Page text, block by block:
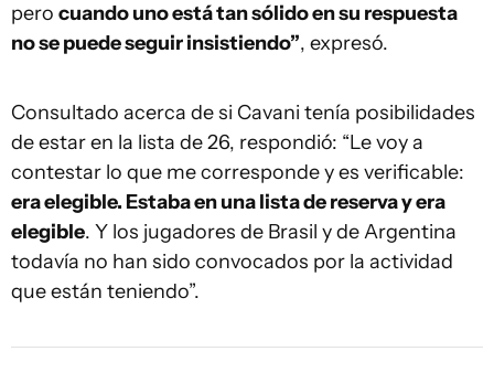
pero cuando uno está tan sólido en su respuesta
no se puede seguir insistiendo”, expresó.
Consultado acerca de si Cavani tenía posibilidades
de estar en la lista de 26, respondió: “Le voy a
contestar lo que me corresponde y es verificable:
era elegible. Estaba en una lista de reserva y era
elegible. Y los jugadores de Brasil y de Argentina
todavía no han sido convocados por la actividad
que están teniendo”.